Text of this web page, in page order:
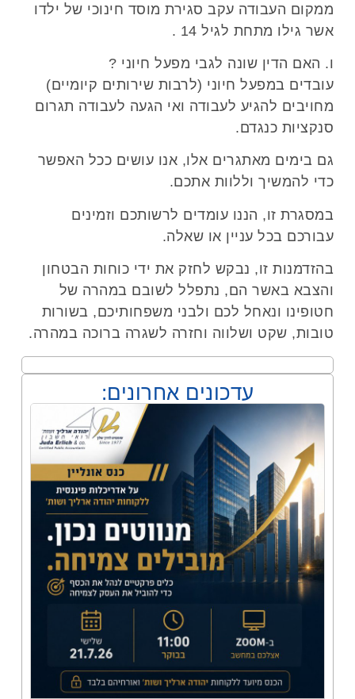
ממקום העבודה עקב סגירת מוסד חינוכי של ילדו
אשר גילו מתחת לגיל 14 .
ו. האם הדין שונה לגבי מפעל חיוני ?
עובדים במפעל חיוני (לרבות שירותים קיומיים)
מחויבים להגיע לעבודה ואי הגעה לעבודה תגרום
סנקציות כנגדם.
גם בימים מאתגרים אלו, אנו עושים ככל האפשר
כדי להמשיך וללוות אתכם.
במסגרת זו, הננו עומדים לרשותכם וזמינים
עבורכם בכל עניין או שאלה.
בהזדמנות זו, נבקש לחזק את ידי כוחות הבטחון
והצבא באשר הם, נתפלל לשובם במהרה של
חטופינו ונאחל לכם ולבני משפחותיכם, בשורות
טובות, שקט ושלווה וחזרה לשגרה ברוכה במהרה.
עדכונים אחרונים: